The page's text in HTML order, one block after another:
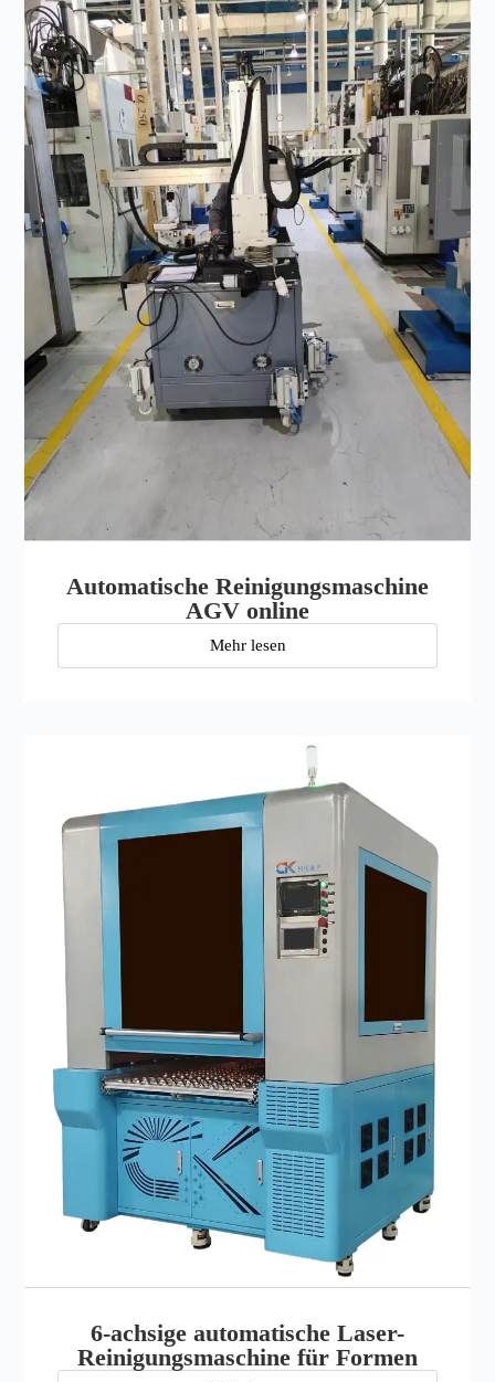
Automatische Reinigungsmaschine
AGV online
Mehr lesen
6-achsige automatische Laser-
Reinigungsmaschine für Formen